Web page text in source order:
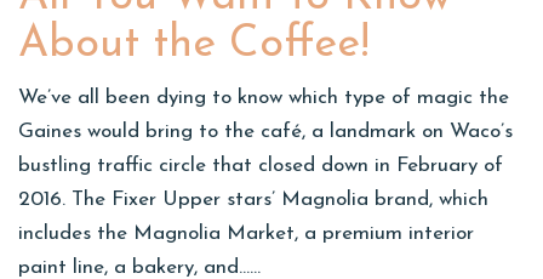
About the Coffee!
We’ve all been dying to know which type of magic the
Gaines would bring to the café, a landmark on Waco’s
bustling traffic circle that closed down in February of
2016. The Fixer Upper stars’ Magnolia brand, which
includes the Magnolia Market, a premium interior
paint line, a bakery, and…...